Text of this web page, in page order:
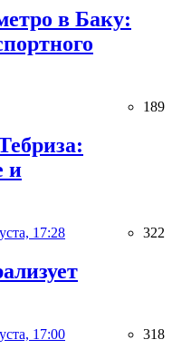
в Баку:
189
и
17:28 322
17:00 318